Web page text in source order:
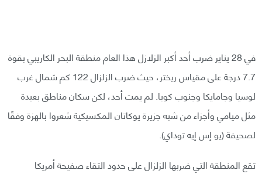
في 28 يناير ضرب أحد أكبر الزلازل هذا العام منطقة البحر الكاريبي بقوة
7.7 درجة على مقياس ريختر، حيث ضرب الزلزال 122 كم شمال غرب
لوسيا وجامايكا وجنوب كوبا. لم يمت أحد، لكن سكان مناطق بعيدة
مثل ميامي وأجزاء من شبه جزيرة يوكاتان المكسيكية شعروا بالهزة وفقًا
لصحيفة (يو إس إيه توداي).
تقع المنطقة التي ضربها الزلزال على حدود التقاء صفيحة أمريكا